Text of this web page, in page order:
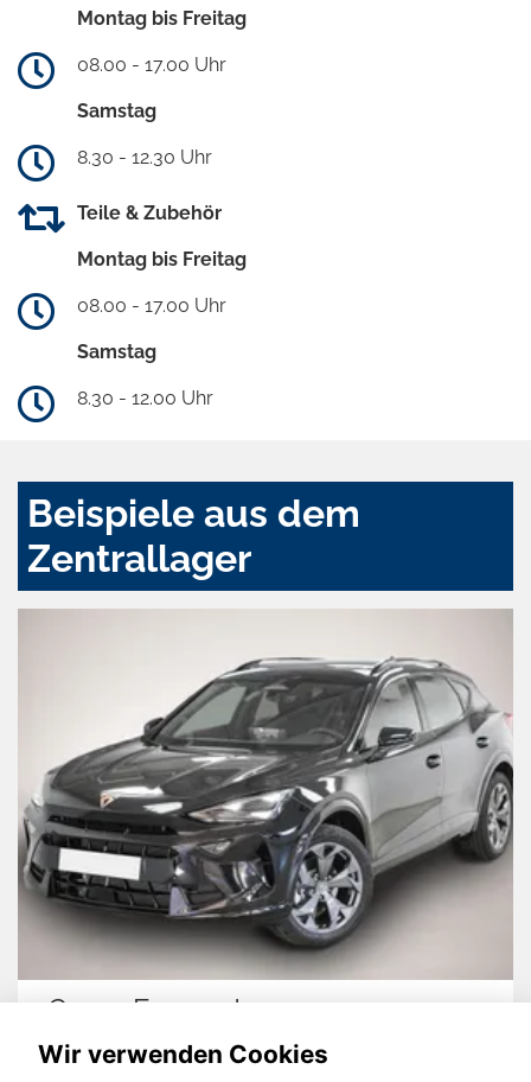
Montag bis Freitag
08.00 - 17.00 Uhr
Samstag
8.30 - 12.30 Uhr
Teile & Zubehör
Montag bis Freitag
08.00 - 17.00 Uhr
Samstag
8.30 - 12.00 Uhr
Beispiele aus dem
Zentrallager
Cupra Formentor
Wir verwenden Cookies